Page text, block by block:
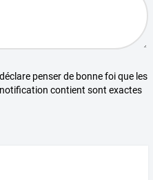
penser de bonne foi que les
contient sont exactes